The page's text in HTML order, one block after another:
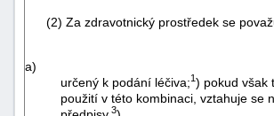
(2) Za zdravotnický prostředek se
a)
určený k podání léčiva;1 ) pokud však
použití v této kombinaci, vztahuje se
3